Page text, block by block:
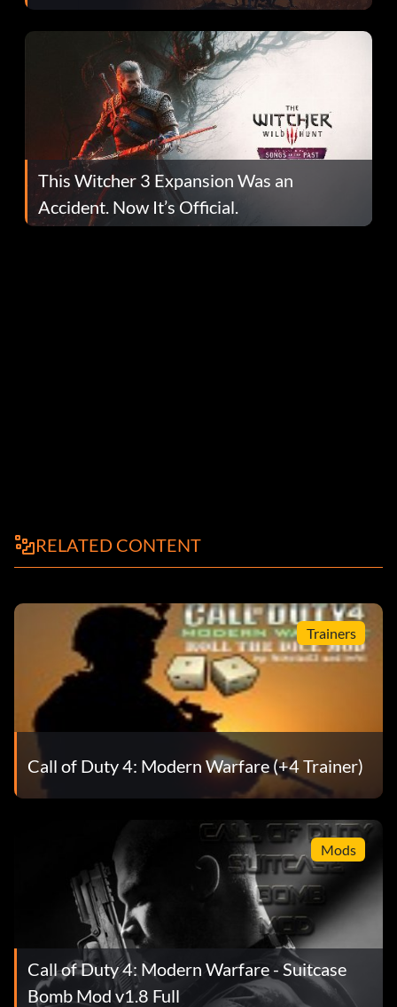
This Witcher 3 Expansion Was an
Accident. Now It’s Official.
RELATED CONTENT
Trainers
Call of Duty 4: Modern Warfare (+4 Trainer)
Mods
Call of Duty 4: Modern Warfare - Suitcase
Bomb Mod v1.8 Full